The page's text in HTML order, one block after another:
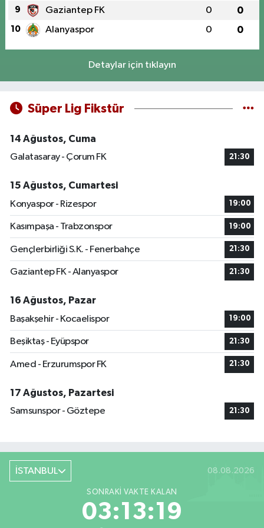
9 Gaziantep FK 0 0
10 Alanyaspor 0 0
Detaylar için tıklayın
Süper Lig Fikstür
14 Ağustos, Cuma
Galatasaray - Çorum FK
21:30
15 Ağustos, Cumartesi
Konyaspor - Rizespor
19:00
Kasımpaşa - Trabzonspor 19:00
Gençlerbirliği S.K. - Fenerbahçe 21:30
Gaziantep FK - Alanyaspor 21:30
16 Ağustos, Pazar
Başakşehir - Kocaelispor
19:00
Beşiktaş - Eyüpspor 21:30
Amed - Erzurumspor FK 21:30
17 Ağustos, Pazartesi
Samsunspor - Göztepe
21:30
İSTANBUL 08.08.2026
SONRAKI VAKTE KALAN
03:13:19